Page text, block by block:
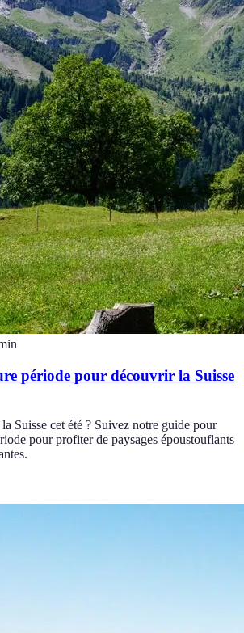
période pour découvrir la Suisse
Suisse cet été ? Suivez notre guide pour
pour profiter de paysages époustouflants